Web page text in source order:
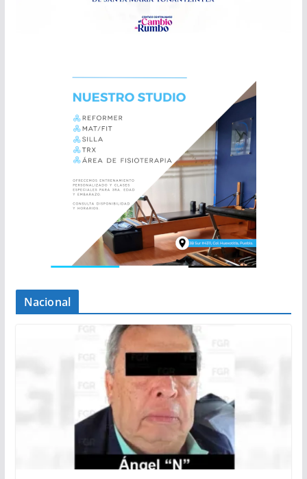
Nacional